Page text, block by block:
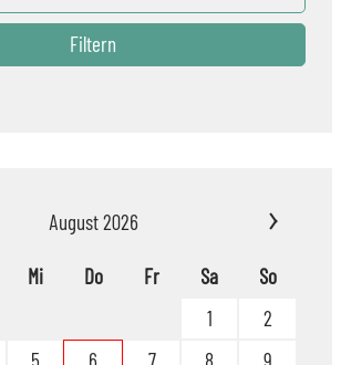
Filtern
August 2026
Mi Do Fr Sa
So
1
2